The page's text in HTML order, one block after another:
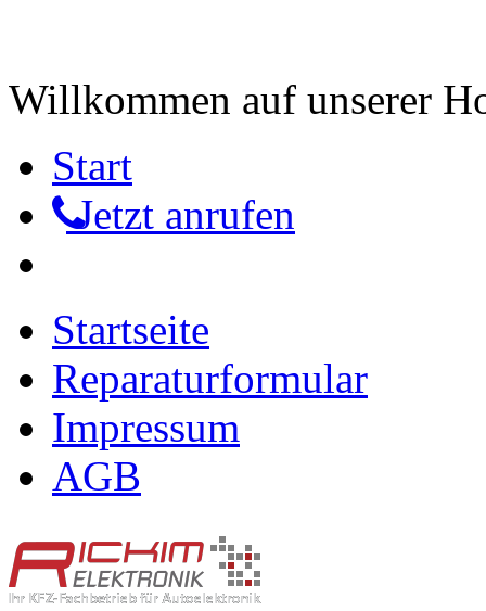
Willkommen auf unserer
Start
Jetzt anrufen
Startseite
Reparaturformular
Impressum
AGB